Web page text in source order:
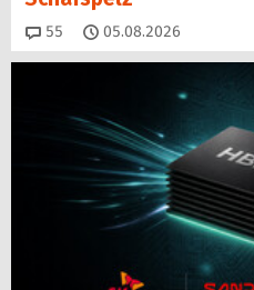
55 Kommentare
05.08.2026